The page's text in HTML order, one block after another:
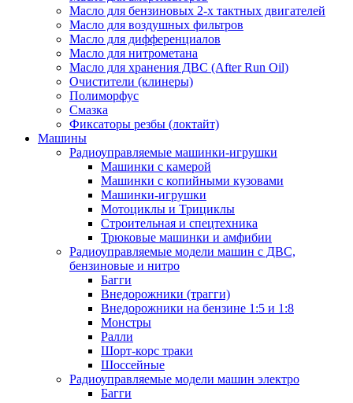
Масло для бензиновых 2-х тактных двигателей
Масло для воздушных фильтров
Масло для дифференциалов
Масло для нитрометана
Масло для хранения ДВС (After Run Oil)
Очистители (клинеры)
Полиморфус
Смазка
Фиксаторы резбы (локтайт)
Машины
Радиоуправляемые машинки-игрушки
Машинки с камерой
Машинки с копийными кузовами
Машинки-игрушки
Мотоциклы и Трициклы
Строительная и спецтехника
Трюковые машинки и амфибии
Радиоуправляемые модели машин с ДВС,
бензиновые и нитро
Багги
Внедорожники (трагги)
Внедорожники на бензине 1:5 и 1:8
Монстры
Ралли
Шорт-корс траки
Шоссейные
Радиоуправляемые модели машин электро
Багги